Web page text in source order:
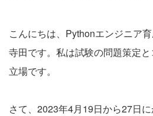
こんにちは、Pythonエンジニア
寺田です。私は試験の問題策定
立場です。
さて、2023年4月19日から27日